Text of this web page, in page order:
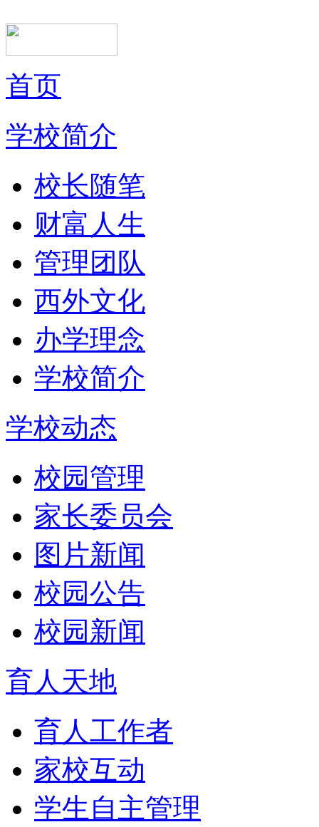
首页
学校简介
校长随笔
财富人生
管理团队
西外文化
办学理念
学校简介
学校动态
校园管理
家长委员会
图片新闻
校园公告
校园新闻
育人天地
育人工作者
家校互动
学生自主管理